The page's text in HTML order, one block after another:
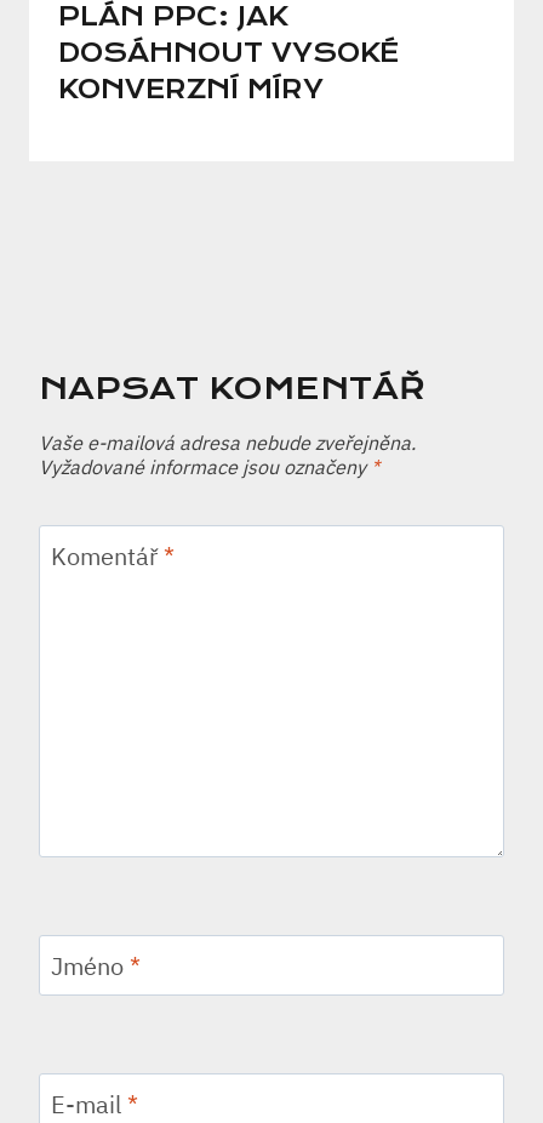
PLÁN PPC: JAK
DOSÁHNOUT VYSOKÉ
KONVERZNÍ MÍRY
NAPSAT KOMENTÁŘ
Vaše e-mailová adresa nebude zveřejněna.
Vyžadované informace jsou označeny *
Komentář*
Jméno *
E-mail *